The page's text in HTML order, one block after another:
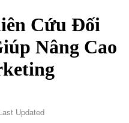
Cứu Đối
Nâng Cao
Updated